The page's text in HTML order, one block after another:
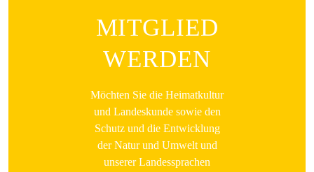
MITGLIED
WERDEN
Möchten Sie die Heimatkultur
und Landeskunde sowie den
Schutz und die Entwicklung
der Natur und Umwelt und
unserer Landessprachen